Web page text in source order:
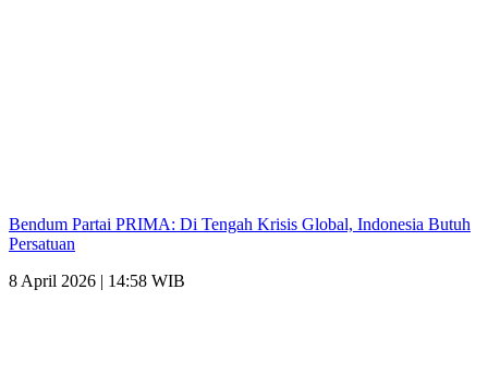
Bendum Partai PRIMA: Di Tengah Krisis Global, Indonesia Butuh
Persatuan
8 April 2026 | 14:58 WIB